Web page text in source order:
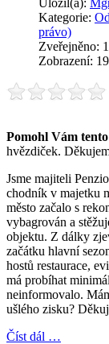
Uložil(a):
Kategorie:
právo)
Zveřejněno:
Zobrazení:
Pomohl Vám
hvězdiček.
Jsme majiteli
chodník v majetku
město začalo s
vybagrován a
objektu. Z dálky
začátku hlavní
hostů restaurace,
má probíhat
neinformovalo.
ušlého zisku?
Číst dál …